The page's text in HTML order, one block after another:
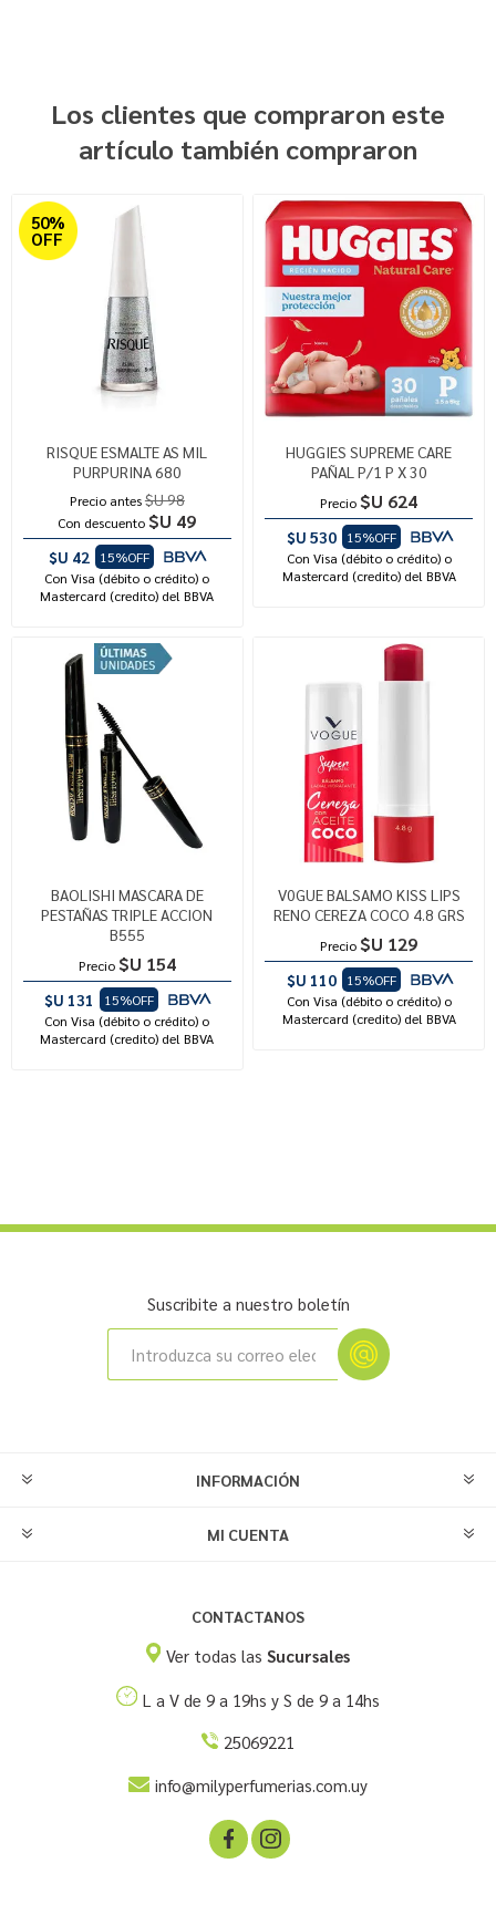
Los clientes que compraron este
artículo también compraron
50%
OFF
RISQUE ESMALTE AS MIL
PURPURINA 680
Precio antes$U 98
Con descuento $U 49
$U 42
15%OFF
Con Visa (débito o crédito) o
Mastercard (credito) del BBVA
HUGGIES SUPREME CARE
PAÑAL P/1 P X 30
Precio $U 624
$U 530
15%OFF
Con Visa (débito o crédito) o
Mastercard (credito) del BBVA
BAOLISHI MASCARA DE
PESTAÑAS TRIPLE ACCION
B555
Precio $U 154
$U 131
15%OFF
Con Visa (débito o crédito) o
Mastercard (credito) del BBVA
V0GUE BALSAMO KISS LIPS
RENO CEREZA COCO 4.8 GRS
Precio $U 129
$U 110
15%OFF
Con Visa (débito o crédito) o
Mastercard (credito) del BBVA
Suscribite a nuestro boletín
INFORMACIÓN
MI CUENTA
CONTACTANOS
Ver todas las Sucursales
L a V de 9 a 19hs y S de 9 a 14hs
25069221
info@milyperfumerias.com.uy